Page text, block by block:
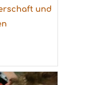
und